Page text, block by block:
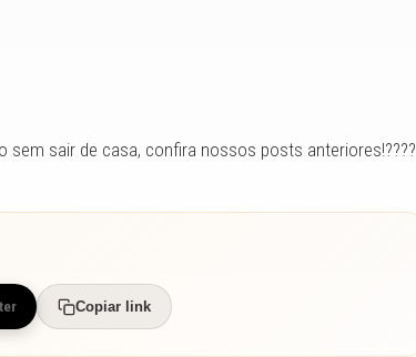
sem sair de casa, confira nossos posts anteriores!????
Copiar link